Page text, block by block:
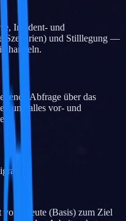
Incident- und
Szenarien) und Stilllegung —
handeln.
Abfrage über das
und alles vor- und
Heute (Basis) zum Ziel